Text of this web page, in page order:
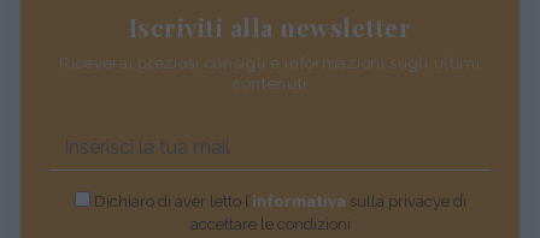
Iscriviti alla newsletter
Riceverai preziosi consigli e informazioni sugli ultimi
contenuti
Dichiaro di aver letto l’informativasulla privacye di
accettare le condizioni